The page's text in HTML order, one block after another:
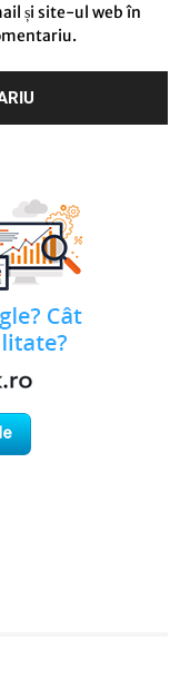
și site-ul web în